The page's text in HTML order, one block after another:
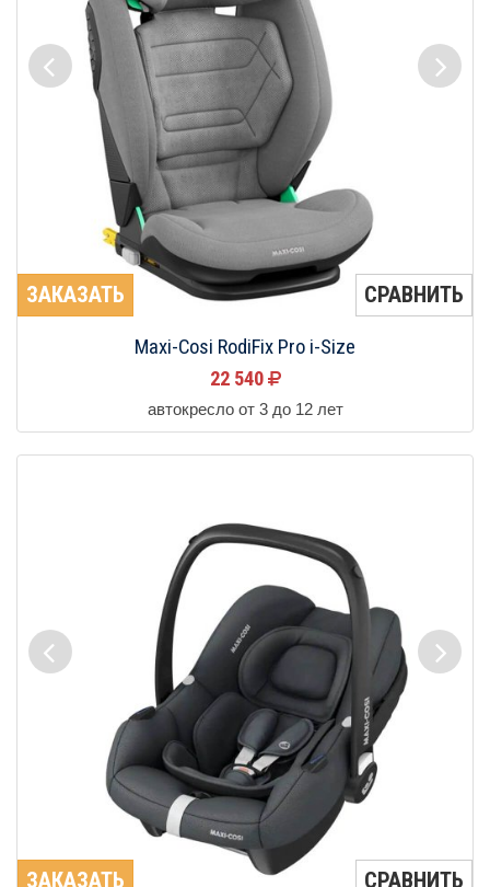
ЗАКАЗАТЬ СРАВНИТЬ
Maxi-Cosi RodiFix Pro i-Size
22 540
автокресло от 3 до 12 лет
ЗАКАЗАТЬ СРАВНИТЬ